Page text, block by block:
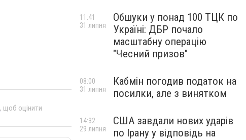
, щоб оцінити
Обшуки у понад 100 ТЦК по
Україні: ДБР почало
масштабну операцію
"Чесний призов"
11:41
31 липня
Кабмін погодив податок на
посилки, але з винятком
08:00
31 липня
США завдали нових ударів
по Ірану у відповідь на
14:32
29 липня